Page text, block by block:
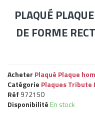
PLAQUÉ
DE FORME
Acheter Plaqué Plaque
Catégorie Plaques Tribute
Réf 972150
Disponibilité En stock